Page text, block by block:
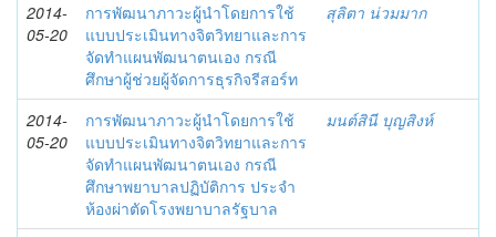
2014-
05-20
การพัฒนาภาวะผู้นำโดยการใช้
แบบประเมินทางจิตวิทยาและการ
จัดทำแผนพัฒนาตนเอง กรณี
ศึกษาผู้ช่วยผู้จัดการธุรกิจรีสอร์ท
สุลิตา น่วมมาก
2014-
05-20
การพัฒนาภาวะผู้นำโดยการใช้
แบบประเมินทางจิตวิทยาและการ
จัดทำแผนพัฒนาตนเอง กรณี
ศึกษาพยาบาลปฏิบัติการ ประจำ
ห้องผ่าตัดโรงพยาบาลรัฐบาล
มนต์สินี บุญสิงห์